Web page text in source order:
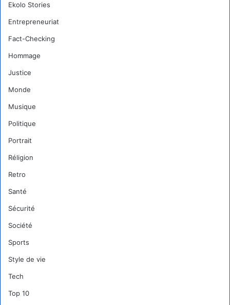
Ekolo Stories
Entrepreneuriat
Fact-Checking
Hommage
Justice
Monde
Musique
Politique
Portrait
Réligion
Retro
Santé
Sécurité
Société
Sports
Style de vie
Tech
Top 10